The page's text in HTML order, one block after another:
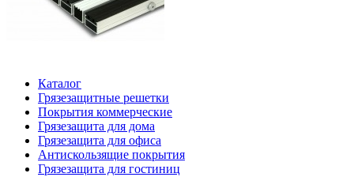
Каталог
Грязезащитные решетки
Покрытия коммерческие
Грязезащита для дома
Грязезащита для офиса
Антискользящие покрытия
Грязезащита для гостиниц